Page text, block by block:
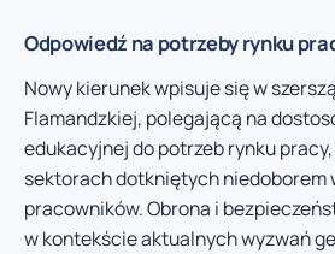
Odpowiedź na potrzeby rynku
Nowy kierunek wpisuje się w
Flamandzkiej, polegającą na
edukacyjnej do potrzeb rynku
sektorach dotkniętych
pracowników. Obrona i
w kontekście aktualnych wyzwań